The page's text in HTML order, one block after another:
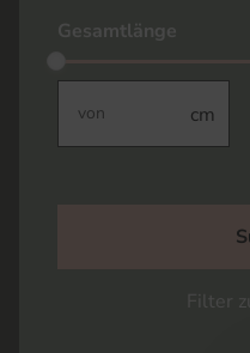
Gesamtlänge
Filter